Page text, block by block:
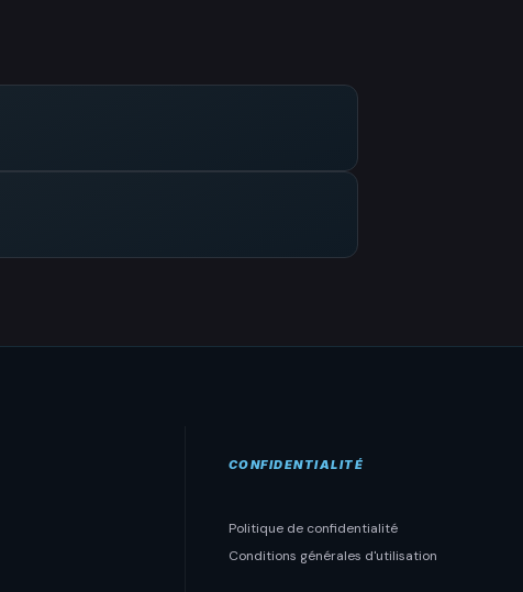
CONFIDENTIALITÉ
Politique de confidentialité
Conditions générales d'utilisation